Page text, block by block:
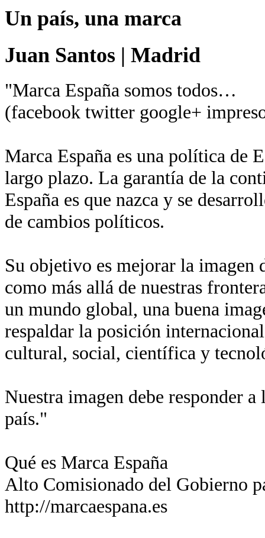
Un país, una marca
Juan Santos | Madrid
"Marca España somos todos…
(facebook twitter google+
Marca España es una política de
largo plazo. La garantía de la
España es que nazca y se
de cambios políticos.
Su objetivo es mejorar la imagen
como más allá de nuestras
un mundo global, una buena
respaldar la posición
cultural, social, científica y
Nuestra imagen debe responder
país."
Qué es Marca España
Alto Comisionado del Gobierno
http://marcaespana.es